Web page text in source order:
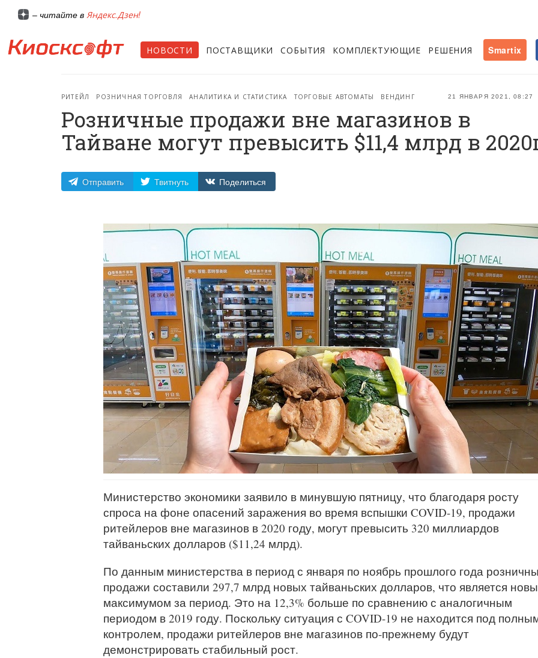
– читайте в Яндекс.Дзен!
НОВОСТИ ПОСТАВЩИКИ СОБЫТИЯ КОМПЛЕКТУЮЩИЕ РЕШЕНИЯ Smartix
21 ЯНВАРЯ 2021, 08:27
РИТЕЙЛ РОЗНИЧНАЯ ТОРГОВЛЯ АНАЛИТИКА И СТАТИСТИКА ТОРГОВЫЕ АВТОМАТЫ ВЕНДИНГ
Розничные продажи вне магазинов в
Тайване могут превысить $11,4 млрд в
Отправить Твитнуть Поделиться
Министерство экономики заявило в минувшую пятницу, что благодаря росту
спроса на фоне опасений заражения во время вспышки COVID-19, продажи
ритейлеров вне магазинов в 2020 году, могут превысить 320 миллиардов
тайваньских долларов ($11,24 млрд).
По данным министерства в период с января по ноябрь прошлого года
продажи составили 297,7 млрд новых тайваньских долларов, что является
максимумом за период. Это на 12,3% больше по сравнению с аналогичным
периодом в 2019 году. Поскольку ситуация с COVID-19 не находится под
контролем, продажи ритейлеров вне магазинов по-прежнему будут
демонстрировать стабильный рост.